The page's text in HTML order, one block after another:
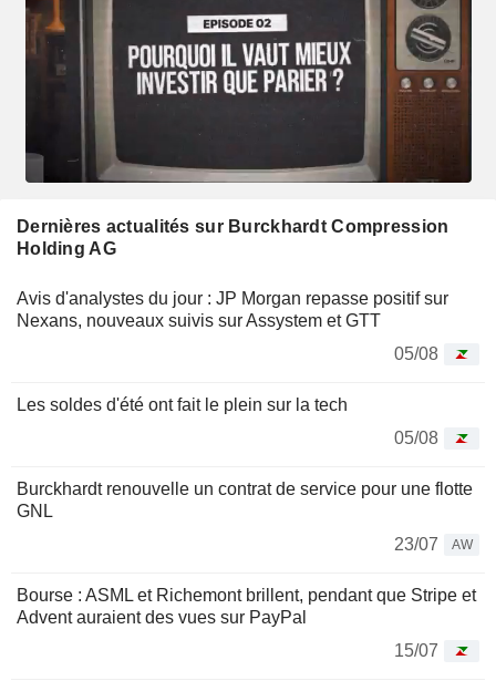
Dernières actualités sur Burckhardt Compression
Holding AG
Avis d'analystes du jour : JP Morgan repasse positif sur
Nexans, nouveaux suivis sur Assystem et GTT
05/08
Les soldes d'été ont fait le plein sur la tech
05/08
Burckhardt renouvelle un contrat de service pour une flotte
GNL
23/07
AW
Bourse : ASML et Richemont brillent, pendant que Stripe et
Advent auraient des vues sur PayPal
15/07